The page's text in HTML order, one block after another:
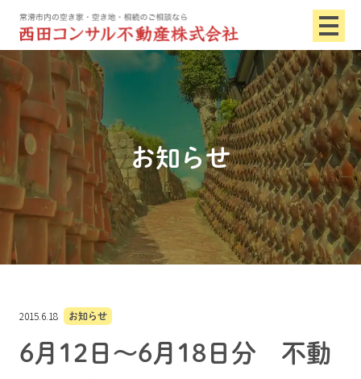
お知らせ
2015.6.18 お知らせ
6月12日～6月18日分 不動